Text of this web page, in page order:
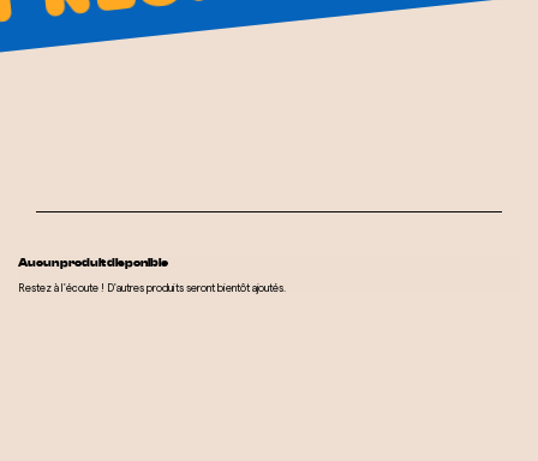
Aucun produit disponible
Restez à l'écoute ! D'autres produits seront bientôt ajoutés.